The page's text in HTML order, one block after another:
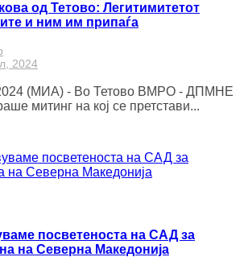
од Тетово: Легитимитетот
и ним им припаѓа
2024
(МИА) - Во Тетово ВМРО - ДПМНЕ
митинг на кој се претстави...
посветеноста на САД за
на Северна Македонија